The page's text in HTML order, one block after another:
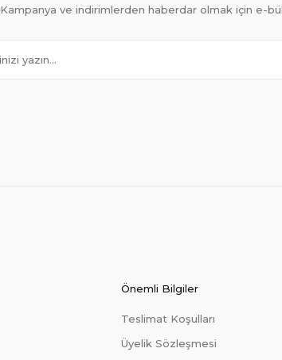
Kampanya ve indirimlerden haberdar olmak için e-
Önemli Bilgiler
Teslimat Koşulları
Üyelik Sözleşmesi